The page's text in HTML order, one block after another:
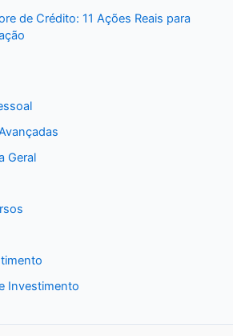
de Crédito: 11 Ações Reais para
Geral
Investimento